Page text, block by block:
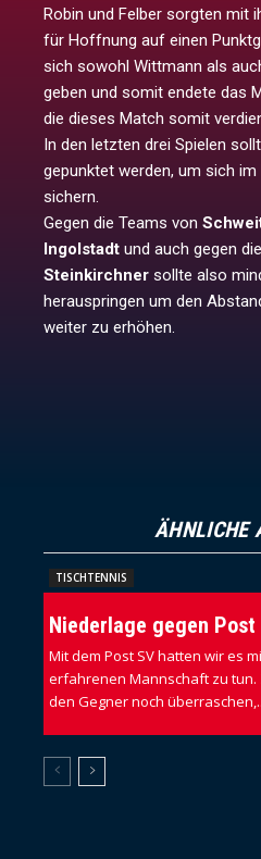
Robin und Felber sorgten mit
für Hoffnung auf einen
sich sowohl Wittmann als
geben und somit endete das
die dieses Match somit
In den letzten drei Spielen
gepunktet werden, um sich
sichern.
Gegen die Teams von
Ingolstadt und auch gegen
Steinkirchner sollte also
herauspringen um den
weiter zu erhöhen.
ÄHNLICHE
TISCHTENNIS
Niederlage gegen
Mit dem Post SV hatten wir es
erfahrenen Mannschaft zu tun.
den Gegner noch